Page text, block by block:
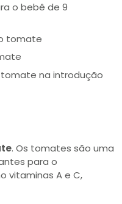
o bebê de 9
tomate
na introdução
. Os tomates são uma
para o
vitaminas A e C,